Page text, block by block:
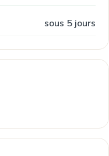
sous 5 jours